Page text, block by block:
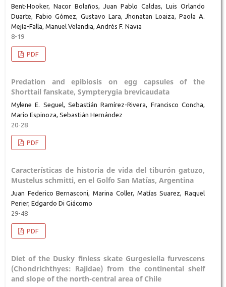
Bent-Hooker, Nacor Bolaños, Juan Pablo Caldas, Luis Orlando
Duarte, Fabio Gómez, Gustavo Lara, Jhonatan Loaiza, Paola A.
Mejía-Falla, Manuel Velandia, Andrés F. Navia
8-19
PDF
Predation and epibiosis on egg capsules of the
Shorttail fanskate, Sympterygia brevicaudata
Mylene E. Seguel, Sebastián Ramírez-Rivera, Francisco Concha,
Mario Espinoza, Sebastián Hernández
20-28
PDF
Características de historia de vida del tiburón gatuzo,
Mustelus schmitti, en el Golfo San Matías, Argentina
Juan Federico Bernasconi, Marina Coller, Matías Suarez, Raquel
Perier, Edgardo Di Giácomo
29-48
PDF
Diet of the Dusky finless skate Gurgesiella furvescens
(Chondrichthyes: Rajidae) from the continental shelf
and slope of the north-central area of Chile